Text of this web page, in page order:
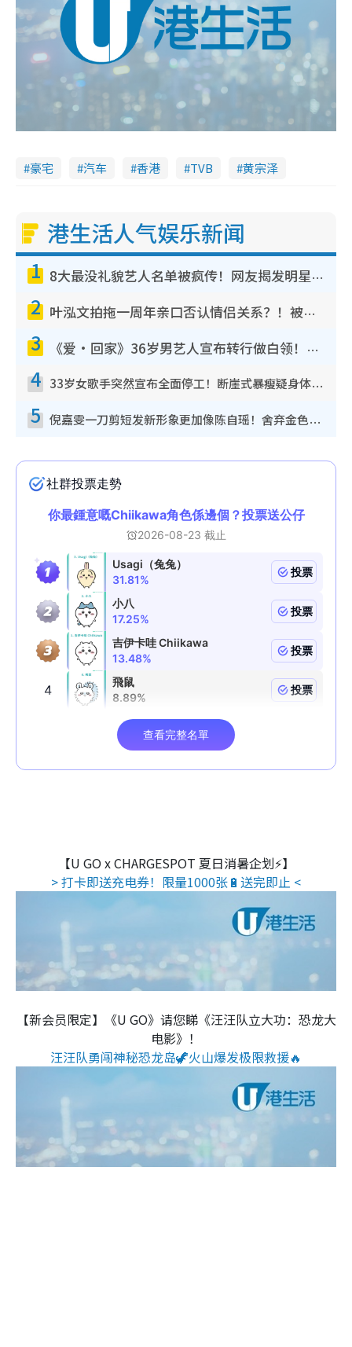
豪宅 汽车 香港 TVB 黄宗泽
港生活人气娱乐新闻
1 8大最没礼貌艺人名单被疯传！网友揭发明星真面目，一致数落这一位是无品天花板？
2 叶泓文拍拖一周年亲口否认情侣关系？！被质疑感情造假竟称GM“普通同事”
3 《爱·回家》36岁男艺人宣布转行做白领！卸下艺人身份回归素人平淡生活
4 33岁女歌手突然宣布全面停工！断崖式暴瘦疑身体亮红灯！声明曝：将暂时淡出
5 倪嘉雯一刀剪短发新形象更加像陈自瑶！舍弃金色长发造型气质大变超惊喜
【U GO x CHARGESPOT 夏日消暑企划⚡】
> 打卡即送充电券！限量1000张🔋送完即止 <
【新会员限定】《U GO》请您睇《汪汪队立大功：恐龙大
电影》！
汪汪队勇闯神秘恐龙岛🦖火山爆发极限救援🔥